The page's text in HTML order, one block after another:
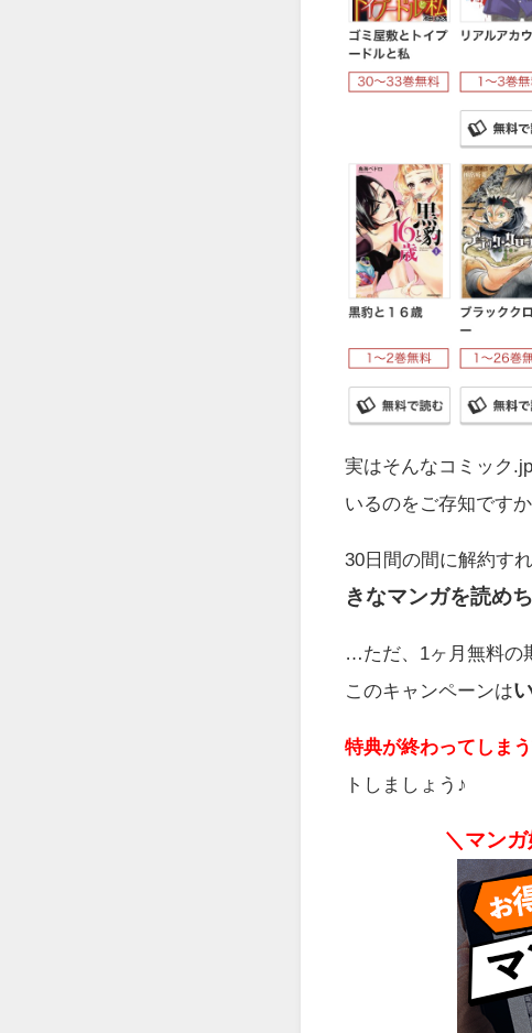
実はそんなコミック.jp
いるのをご存知ですか
30日間の間に解約す
きなマンガを読め
…ただ、1ヶ月無料の
このキャンペーンは
特典が終わってしま
トしましょう♪
＼マン